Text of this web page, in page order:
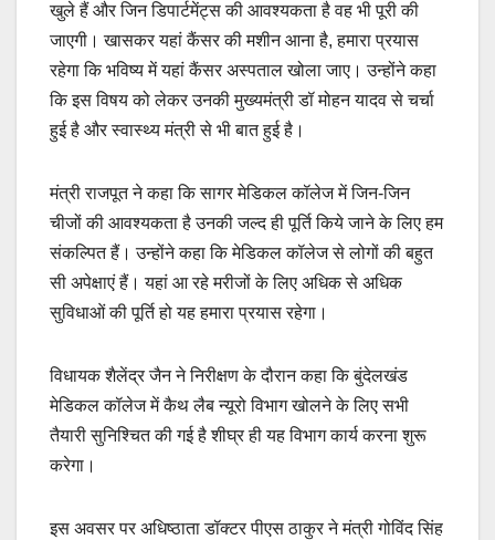
खुले हैं और जिन डिपार्टमेंट्स की आवश्यकता है वह भी पूरी की
जाएगी। खासकर यहां कैंसर की मशीन आना है, हमारा प्रयास
रहेगा कि भविष्य में यहां कैंसर अस्पताल खोला जाए। उन्होंने कहा
कि इस विषय को लेकर उनकी मुख्यमंत्री डॉ मोहन यादव से चर्चा
हुई है और स्वास्थ्य मंत्री से भी बात हुई है।
मंत्री राजपूत ने कहा कि सागर मेडिकल कॉलेज में जिन-जिन
चीजों की आवश्यकता है उनकी जल्द ही पूर्ति किये जाने के लिए हम
संकल्पित हैं। उन्होंने कहा कि मेडिकल कॉलेज से लोगों की बहुत
सी अपेक्षाएं हैं। यहां आ रहे मरीजों के लिए अधिक से अधिक
सुविधाओं की पूर्ति हो यह हमारा प्रयास रहेगा।
विधायक शैलेंद्र जैन ने निरीक्षण के दौरान कहा कि बुंदेलखंड
मेडिकल कॉलेज में कैथ लैब न्यूरो विभाग खोलने के लिए सभी
तैयारी सुनिश्चित की गई है शीघ्र ही यह विभाग कार्य करना शुरू
करेगा।
इस अवसर पर अधिष्ठाता डॉक्टर पीएस ठाकुर ने मंत्री गोविंद सिंह